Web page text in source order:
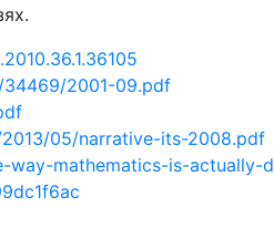
34469/2001-09.pdf
05/narrative-its-2008.pdf
way-mathematics-is-actually-